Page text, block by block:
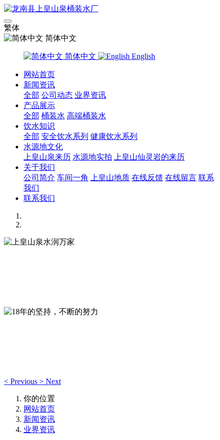
繁体
简体中文
简体中文 English
网站首页
新闻资讯
全部 公司动态 业界资讯
产品展示
全部 桶装水 高端桶装水
饮水知识
全部 安全饮水系列 健康饮水系列
水源地文化
上皇山泉来历 水源地实拍
上皇山仙灵岩的来历
关于我们
公司简介 车间一角 上皇山地质 在线反馈 在线留言 联系
我们
联系我们
< Previous > Next
你的位置
网站首页
新闻资讯
业界资讯